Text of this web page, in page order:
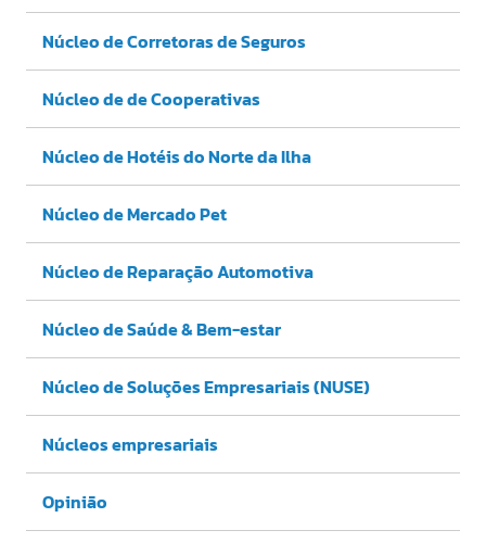
Núcleo de Corretoras de Seguros
Núcleo de de Cooperativas
Núcleo de Hotéis do Norte da Ilha
Núcleo de Mercado Pet
Núcleo de Reparação Automotiva
Núcleo de Saúde & Bem-estar
Núcleo de Soluções Empresariais (NUSE)
Núcleos empresariais
Opinião